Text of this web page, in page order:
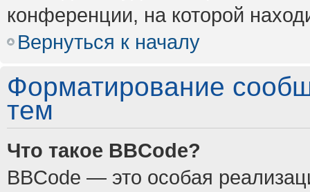
конференции, на которой
Вернуться к началу
Форматирование
тем
Что такое BBCode?
BBCode — это особая